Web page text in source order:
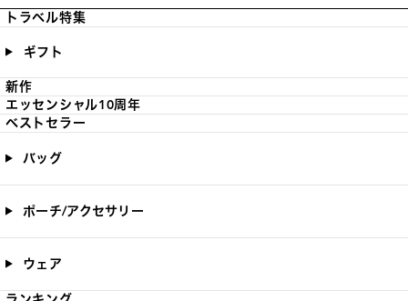
トラベル特集
ギフト
新作
エッセンシャル10周年
ベストセラー
バッグ
ポーチ/アクセサリー
ウェア